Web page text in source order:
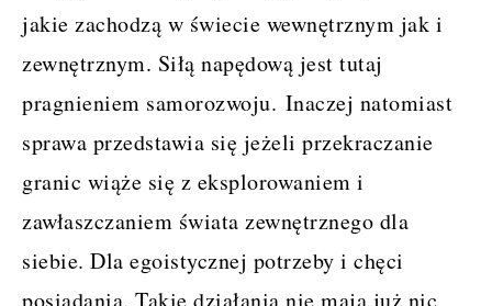
jakie zachodzą w świecie wewnętrznym jak i
zewnętrznym. Siłą napędową jest tutaj
pragnieniem samorozwoju. Inaczej natomiast
sprawa przedstawia się jeżeli przekraczanie
granic wiąże się z eksplorowaniem i
zawłaszczaniem świata zewnętrznego dla
siebie. Dla egoistycznej potrzeby i chęci
posiadania. Takie działania nie mają już nic